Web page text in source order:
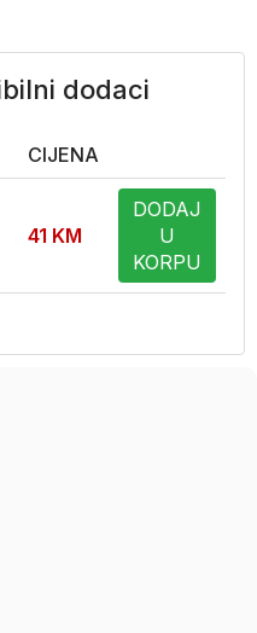
dodaci
CIJENA
41 KM
DODAJ
U
KORPU